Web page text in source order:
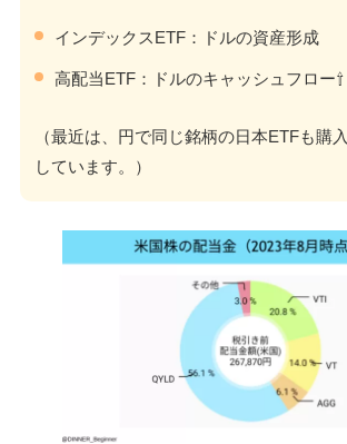
インデックスETF：ドルの資産形成
高配当ETF：ドルのキャッシュフロー⇧
（最近は、円で同じ銘柄の日本ETFも購入
しています。）